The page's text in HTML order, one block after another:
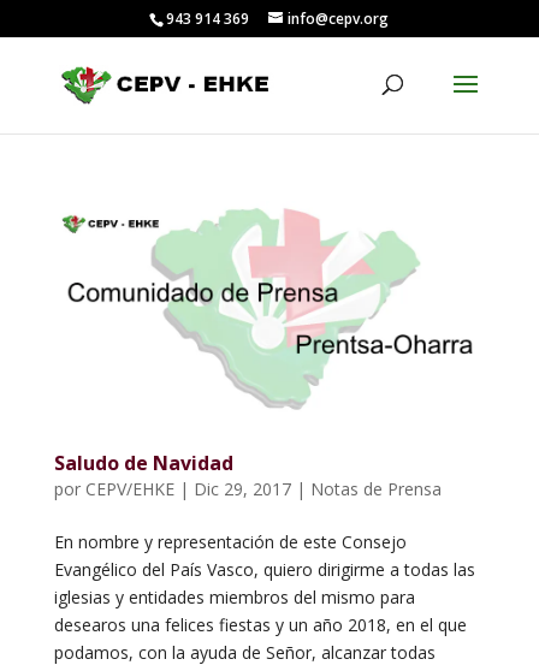
943 914 369 info@cepv.org
Saludo de Navidad
por CEPV/EHKE| Dic 29, 2017| Notas de Prensa
En nombre y representación de este Consejo
Evangélico del País Vasco, quiero dirigirme a todas las
iglesias y entidades miembros del mismo para
desearos una felices fiestas y un año 2018, en el que
podamos, con la ayuda de Señor, alcanzar todas